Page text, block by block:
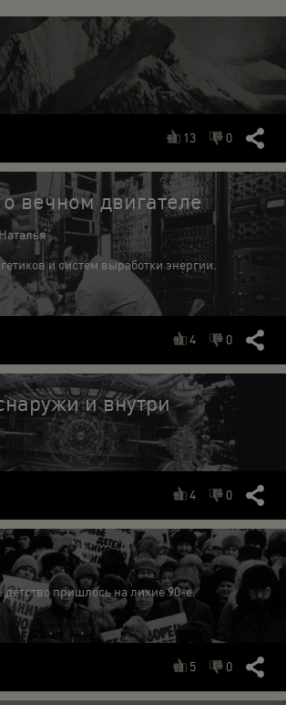
13 0
вечном двигателе
и систем выработки энергии.
4 0
и внутри
4 0
детство пришлось на лихие 90-е.
5 0